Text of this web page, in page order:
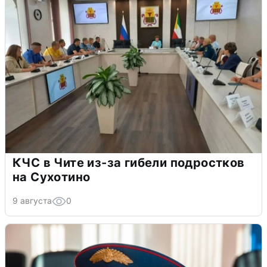
КЧС в Чите из-за гибели подростков
на Сухотино
9 августа 0